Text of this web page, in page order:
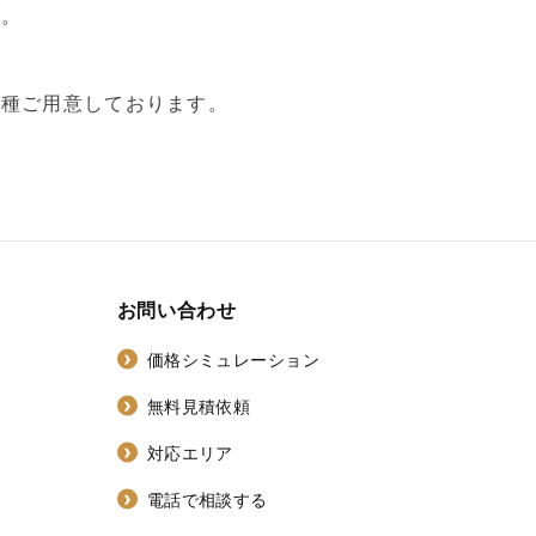
ご用意しております。
お問い合わせ
価格シミュレーション
無料見積依頼
対応エリア
電話で相談する